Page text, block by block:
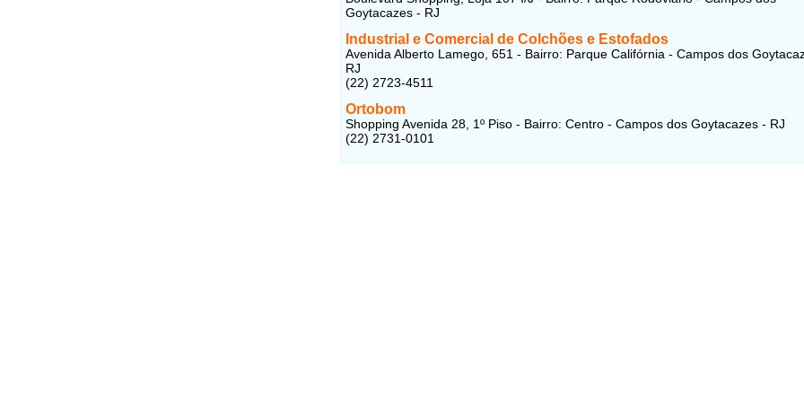
Goytacazes - RJ
Industrial e Comercial de Colchões e Estofados
Avenida Alberto Lamego, 651 - Bairro: Parque Califórnia - Campos dos
RJ
(22) 2723-4511
Ortobom
Shopping Avenida 28, 1º Piso - Bairro: Centro - Campos dos Goytacazes - RJ
(22) 2731-0101